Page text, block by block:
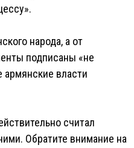
народа, а от
подписаны «не
власти
считал
Обратите внимание на